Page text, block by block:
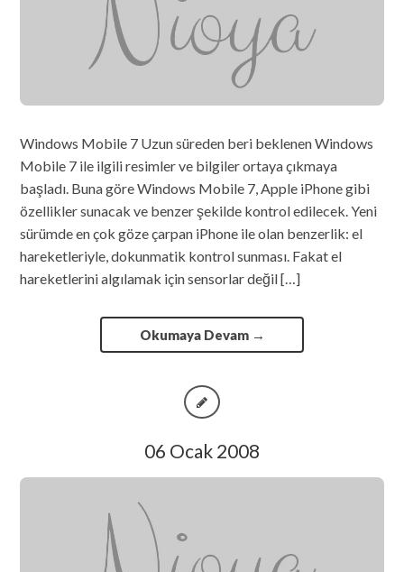
Windows Mobile 7 Uzun süreden beri beklenen Windows
Mobile 7 ile ilgili resimler ve bilgiler ortaya çıkmaya
başladı. Buna göre Windows Mobile 7, Apple iPhone gibi
özellikler sunacak ve benzer şekilde kontrol edilecek. Yeni
sürümde en çok göze çarpan iPhone ile olan benzerlik: el
hareketleriyle, dokunmatik kontrol sunması. Fakat el
hareketlerini algılamak için sensorlar değil […]
Okumaya Devam →
06 Ocak 2008